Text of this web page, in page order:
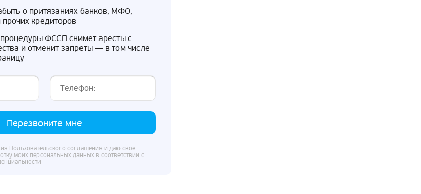
о притязаниях банков, МФО,
прочих кредиторов
ФССП снимет аресты с
и отменит запреты — в том числе
Перезвоните мне
Пользовательского соглашения и даю свое
моих персональных данных в соответствии с